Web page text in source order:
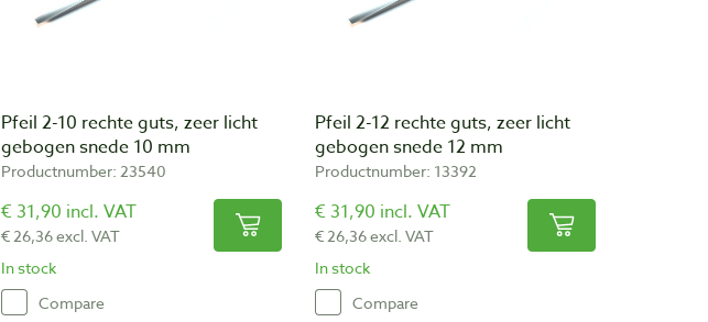
Pfeil 2-10 rechte guts, zeer licht
gebogen snede 10 mm
Productnumber: 23540
€ 31,90 incl. VAT
€ 26,36 excl. VAT
In stock
Compare
Pfeil 2-12 rechte guts, zeer licht
gebogen snede 12 mm
Productnumber: 13392
€ 31,90 incl. VAT
€ 26,36 excl. VAT
In stock
Compare